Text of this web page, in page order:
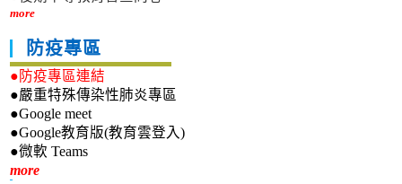
more
防疫專區
●防疫專區連結
●嚴重特殊傳染性肺炎專區
●Google meet
●Google教育版(教育雲登入)
●微軟 Teams
more新生專區